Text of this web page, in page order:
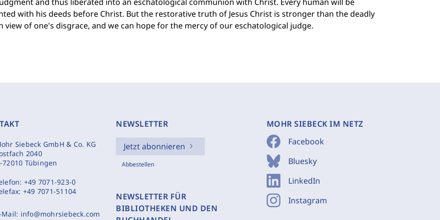
with his deeds before Christ. But the restorative truth of Jesus Christ is stronger than the deadly
view of one's disgrace, and we can hope for the mercy of our eschatological judge.
Siebeck GmbH & Co. KG
2040
72010 Tübingen
+49 7071-923-0
+49 7071-51104
Mail: info@mohrsiebeck.com
NEWSLETTER
Jetzt abonnieren
Abbestellen
NEWSLETTER FÜR
BIBLIOTHEKEN UND DEN
MOHR SIEBECK IM NETZ
Facebook
Bluesky
LinkedIn
Instagram